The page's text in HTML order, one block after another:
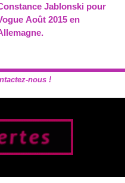
Jablonski pour
Août 2015 en
nous !